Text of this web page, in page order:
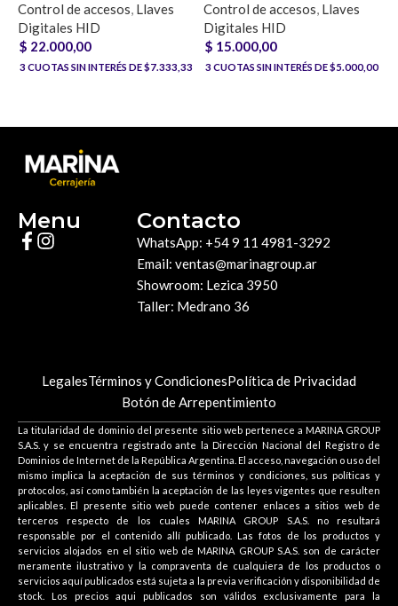
Control de accesos, Llaves
Digitales HID
$ 22.000,00
3 CUOTAS SIN INTERÉS DE $7.333,33
Control de accesos, Llaves
Digitales HID
$ 15.000,00
3 CUOTAS SIN INTERÉS DE $5.000,00
Menu Contacto
WhatsApp: +54 9 11 4981-3292
Email: ventas@marinagroup.ar
Showroom: Lezica 3950
Taller: Medrano 36
LegalesTérminos y CondicionesPolítica de Privacidad
Botón de Arrepentimiento
La titularidad de dominio del presente sitio web pertenece a MARINA GROUP
S.A.S. y se encuentra registrado ante la Dirección Nacional del Registro de
Dominios de Internet de la República Argentina. El acceso, navegación o uso del
mismo implica la aceptación de sus términos y condiciones, sus políticas y
protocolos, así como también la aceptación de las leyes vigentes que resulten
aplicables. El presente sitio web puede contener enlaces a sitios web de
terceros respecto de los cuales MARINA GROUP S.A.S. no resultará
responsable por el contenido allí publicado. Las fotos de los productos y
servicios alojados en el sitio web de MARINA GROUP S.A.S. son de carácter
meramente ilustrativo y la compraventa de cualquiera de los productos o
servicios aquí publicados está sujeta a la previa verificación y disponibilidad de
stock. Los precios aqui publicados son válidos exclusivamente para la